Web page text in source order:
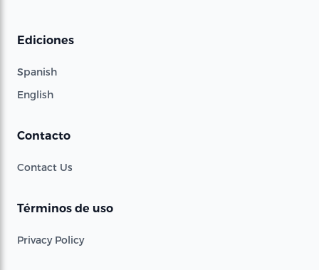
Ediciones
Spanish
English
Contacto
Contact Us
Términos de uso
Privacy Policy